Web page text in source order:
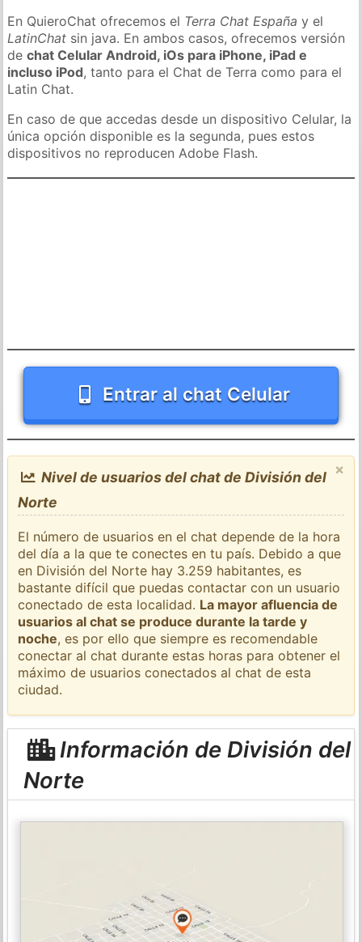
En QuieroChat ofrecemos el Terra Chat España y el
LatinChat sin java. En ambos casos, ofrecemos versión
dechat Celular Android, iOs para iPhone, iPad e
incluso iPod, tanto para el Chat de Terra como para el
Latin Chat.
En caso de que accedas desde un dispositivo Celular, la
única opción disponible es la segunda, pues estos
dispositivos no reproducen Adobe Flash.
Entrar al chat Celular
×
Nivel de usuarios del chat de División del
Norte
El número de usuarios en el chat depende de la hora
del día a la que te conectes en tu país. Debido a que
en División del Norte hay 3.259 habitantes, es
bastante difícil que puedas contactar con un usuario
conectado de esta localidad. La mayor afluencia de
usuarios al chat se produce durante la tarde y
noche, es por ello que siempre es recomendable
conectar al chat durante estas horas para obtener el
máximo de usuarios conectados al chat de esta
ciudad.
Información de División del
Norte